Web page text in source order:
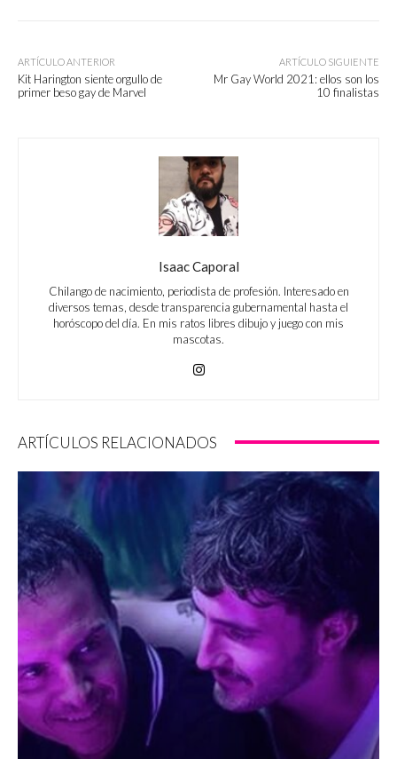
ARTÍCULO ANTERIOR
Kit Harington siente orgullo de
primer beso gay de Marvel
ARTÍCULO SIGUIENTE
Mr Gay World 2021: ellos son los
10 finalistas
Isaac Caporal
Chilango de nacimiento, periodista de profesión. Interesado en
diversos temas, desde transparencia gubernamental hasta el
horóscopo del día. En mis ratos libres dibujo y juego con mis
mascotas.
ARTÍCULOS RELACIONADOS